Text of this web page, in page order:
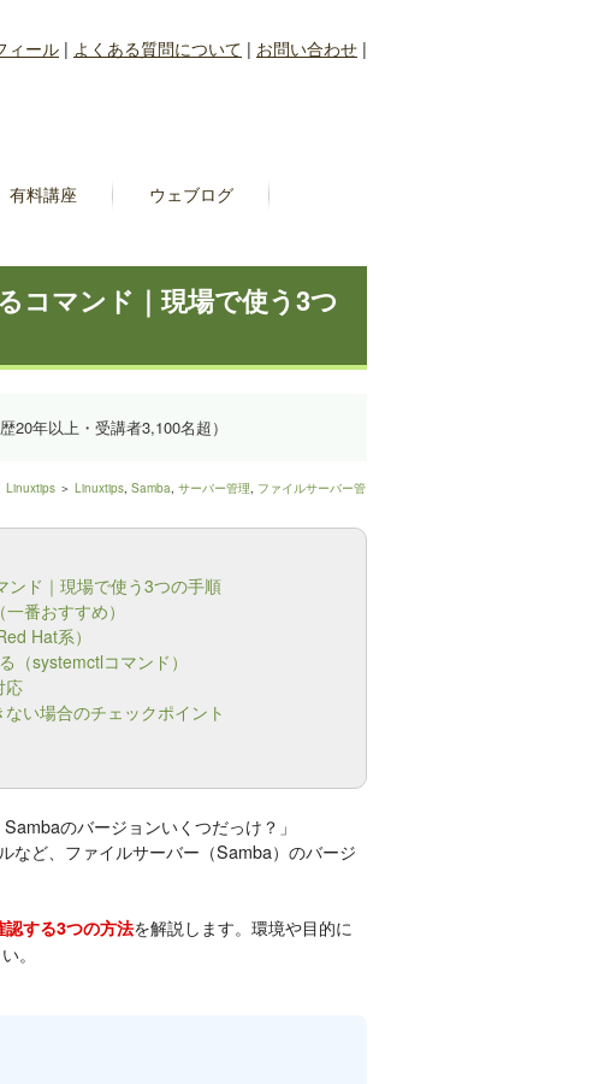
ィール | よくある質問について | お問い合わせ |
有料講座 ウェブログ
コマンド｜現場で使う3つ
20年以上・受講者3,100名超）
Linuxtips ＞ Linuxtips, Samba, サーバー管理, ファイルサーバー管
ンド｜現場で使う3つの手順
番おすすめ）
Hat系）
（systemctlコマンド）
応
い場合のチェックポイント
のバージョンいくつだっけ？」
など、ファイルサーバー（Samba）のバージ
する3つの方法を解説します。環境や目的に
。